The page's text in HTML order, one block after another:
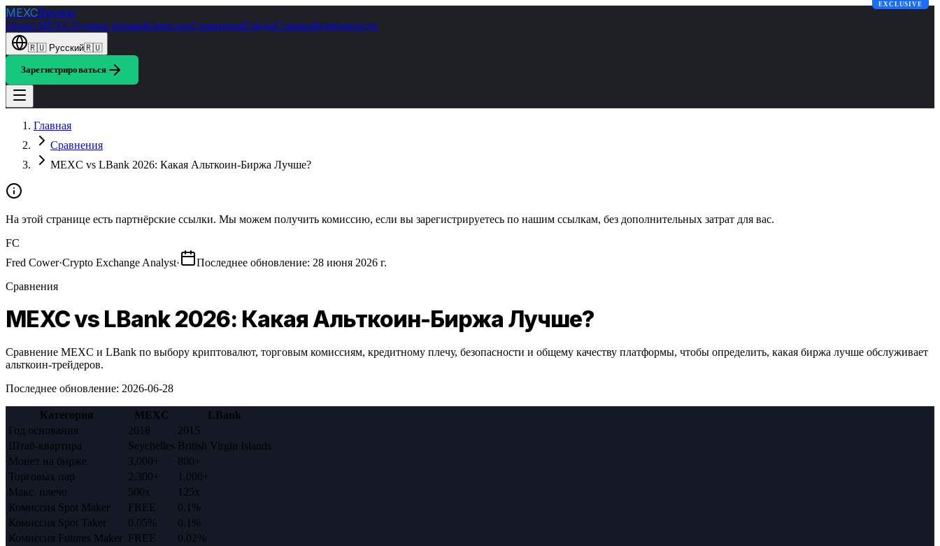
MEXCReview
Обзор MEXCЛучшие биржиКомиссииСравненияГайдыСтраныВозможности
🇷🇺 Русский🇷🇺
Зарегистрироваться
Главная
Сравнения
MEXC vs LBank 2026: Какая Альткоин-Биржа Лучше?
На этой странице есть партнёрские ссылки. Мы можем получить комиссию, если вы зарегистрируетесь по нашим ссылкам, без дополнительных затрат для вас.
FC
Fred Cower·Crypto Exchange Analyst· Последнее обновление: 28 июня 2026 г.
Сравнения
MEXC vs LBank 2026: Какая Альткоин-Биржа Лучше?
Сравнение MEXC и LBank по выбору криптовалют, торговым комиссиям, кредитному плечу, безопасности и общему качеству платформы, чтобы определить, какая биржа лучше обслуживает
альткоин-трейдеров.
Последнее обновление: 2026-06-28
Категория MEXC
LBank
Год основания
2018
2015
Штаб-квартира
Seychelles British Virgin Islands
Монет на бирже
3,000+
800+
Торговых пар
2,300+
1,000+
Макс. плечо
500x
125x
Комиссия Spot Maker
FREE
0.1%
Комиссия Spot Taker
0.05%
0.1%
Комиссия Futures Maker FREE
0.02%
EXCLUSIVE
EXCLUSIVE